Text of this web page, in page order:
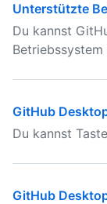
Unterstützte
Du kannst
Betriebssystem
GitHub
Du kannst
GitHub